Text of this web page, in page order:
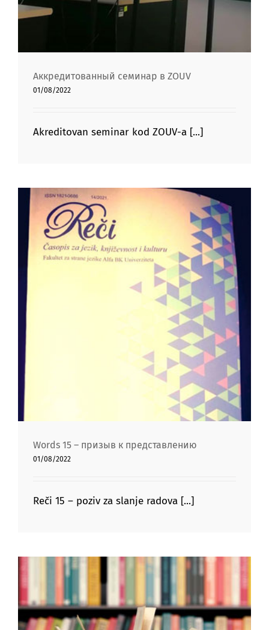
Аккредитованный семинар в ZOUV
01/08/2022
Akreditovan seminar kod ZOUV-a [...]
Words 15 – призыв к представлению
Words 15 – призыв к представлению
01/08/2022
Reči 15 – poziv za slanje radova [...]